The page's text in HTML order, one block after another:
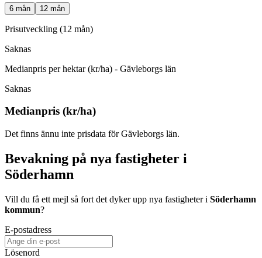
6 mån 12 mån
Prisutveckling (12 mån)
Saknas
Medianpris per hektar (kr/ha) - Gävleborgs län
Saknas
Medianpris (kr/ha)
Det finns ännu inte prisdata för Gävleborgs län.
Bevakning på nya fastigheter i
Söderhamn
Vill du få ett mejl så fort det dyker upp nya fastigheter i Söderhamn
kommun?
E-postadress
Lösenord